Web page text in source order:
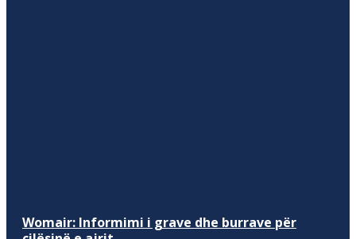
Womair: Informimi i grave dhe burrave për